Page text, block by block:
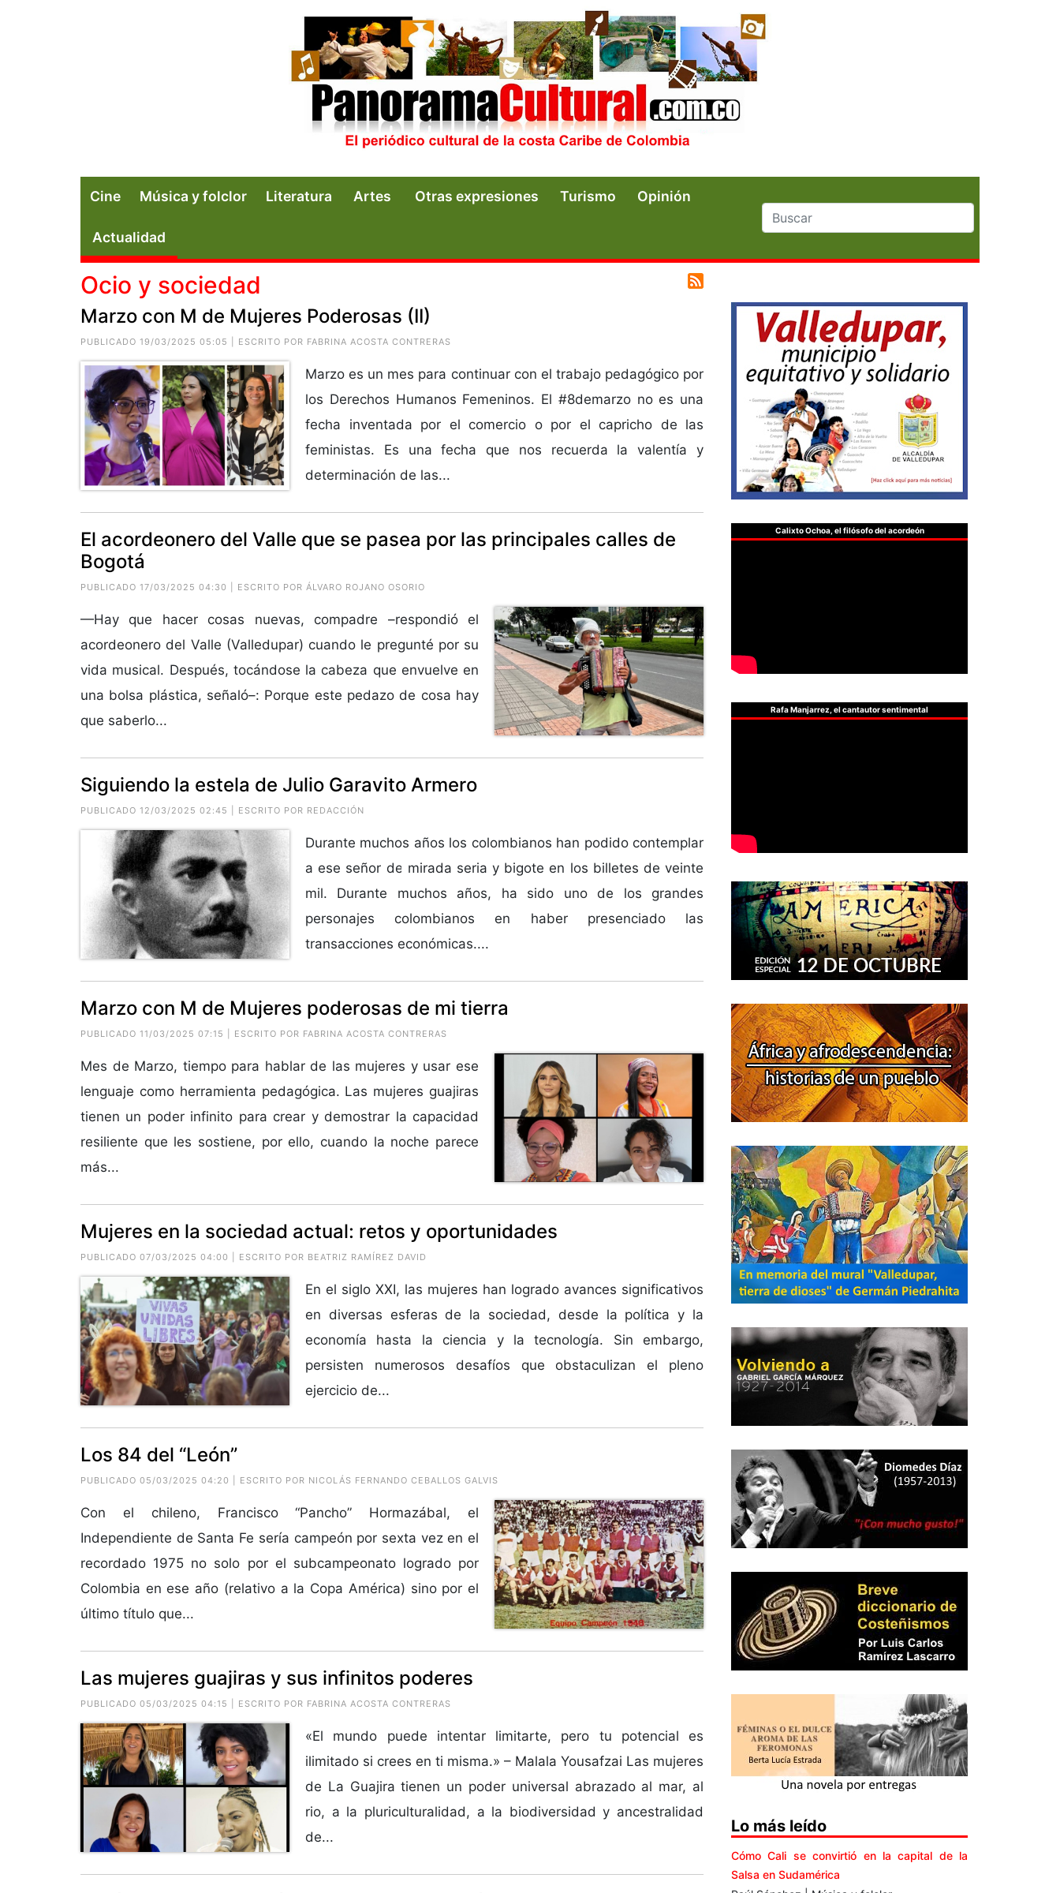
Cine Música y folclor Literatura Artes Otras expresiones Turismo Opinión
Actualidad
Ocio y sociedad
Marzo con M de Mujeres Poderosas (II)
PUBLICADO 19/03/2025 05:05 | ESCRITO POR FABRINA ACOSTA CONTRERAS
Marzo es un mes para continuar con el trabajo pedagógico por
los Derechos Humanos Femeninos. El #8demarzo no es una
fecha inventada por el comercio o por el capricho de las
feministas. Es una fecha que nos recuerda la valentía y
determinación de las...
El acordeonero del Valle que se pasea por las principales calles de
Bogotá
PUBLICADO 17/03/2025 04:30 | ESCRITO POR ÁLVARO ROJANO OSORIO
—Hay que hacer cosas nuevas, compadre –respondió el
acordeonero del Valle (Valledupar) cuando le pregunté por su
vida musical. Después, tocándose la cabeza que envuelve en
una bolsa plástica, señaló–: Porque este pedazo de cosa hay
que saberlo...
Siguiendo la estela de Julio Garavito Armero
PUBLICADO 12/03/2025 02:45 | ESCRITO POR REDACCIÓN
Durante muchos años los colombianos han podido contemplar
a ese señor de mirada seria y bigote en los billetes de veinte
mil. Durante muchos años, ha sido uno de los grandes
personajes colombianos en haber presenciado las
transacciones económicas....
Marzo con M de Mujeres poderosas de mi tierra
PUBLICADO 11/03/2025 07:15 | ESCRITO POR FABRINA ACOSTA CONTRERAS
Mes de Marzo, tiempo para hablar de las mujeres y usar ese
lenguaje como herramienta pedagógica. Las mujeres guajiras
tienen un poder infinito para crear y demostrar la capacidad
resiliente que les sostiene, por ello, cuando la noche parece
más...
Mujeres en la sociedad actual: retos y oportunidades
PUBLICADO 07/03/2025 04:00 | ESCRITO POR BEATRIZ RAMÍREZ DAVID
En el siglo XXI, las mujeres han logrado avances significativos
en diversas esferas de la sociedad, desde la política y la
economía hasta la ciencia y la tecnología. Sin embargo,
persisten numerosos desafíos que obstaculizan el pleno
ejercicio de...
Los 84 del “León”
PUBLICADO 05/03/2025 04:20 | ESCRITO POR NICOLÁS FERNANDO CEBALLOS GALVIS
Con el chileno, Francisco “Pancho” Hormazábal, el
Independiente de Santa Fe sería campeón por sexta vez en el
recordado 1975 no solo por el subcampeonato logrado por
Colombia en ese año (relativo a la Copa América) sino por el
último título que...
Las mujeres guajiras y sus infinitos poderes
PUBLICADO 05/03/2025 04:15 | ESCRITO POR FABRINA ACOSTA CONTRERAS
«El mundo puede intentar limitarte, pero tu potencial es
ilimitado si crees en ti misma.» – Malala Yousafzai Las mujeres
de La Guajira tienen un poder universal abrazado al mar, al
rio, a la pluriculturalidad, a la biodiversidad y ancestralidad
de...
Calixto Ochoa, el filósofo del acordeón
Rafa Manjarrez, el cantautor sentimental
Lo más leído
Cómo Cali se convirtió en la capital de la
Salsa en Sudamérica